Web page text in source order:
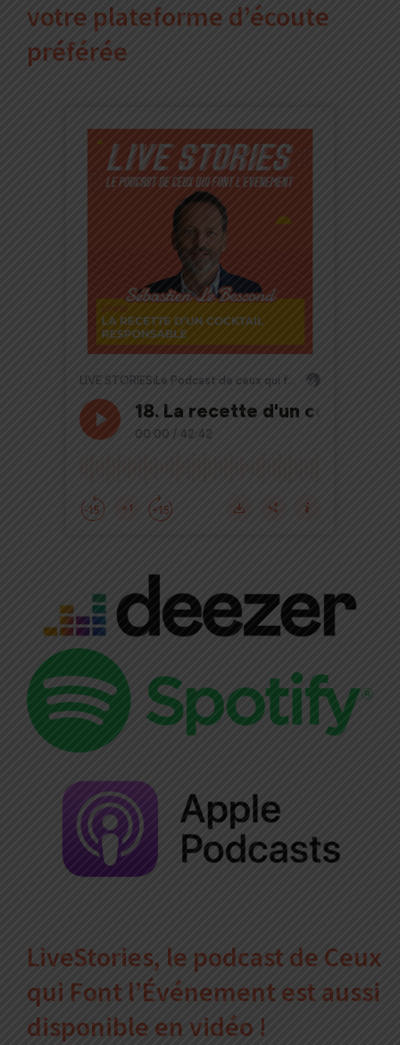
votre plateforme d’écoute
préférée
LiveStories, le podcast de Ceux
qui Font l’Événement est aussi
disponible en vidéo !